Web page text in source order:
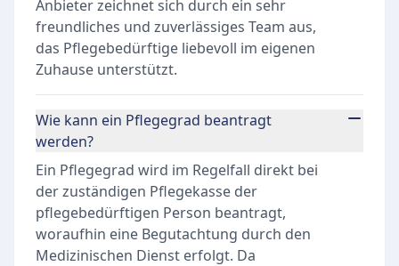
Anbieter zeichnet sich durch ein sehr
freundliches und zuverlässiges Team aus,
das Pflegebedürftige liebevoll im eigenen
Zuhause unterstützt.
Wie kann ein Pflegegrad beantragt
werden?
Ein Pflegegrad wird im Regelfall direkt bei
der zuständigen Pflegekasse der
pflegebedürftigen Person beantragt,
woraufhin eine Begutachtung durch den
Medizinischen Dienst erfolgt. Da